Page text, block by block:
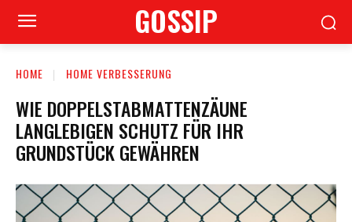
GOSSIP
HOME HOME VERBESSERUNG
WIE DOPPELSTABMATTENZÄUNE
LANGLEBIGEN SCHUTZ FÜR IHR
GRUNDSTÜCK GEWÄHREN